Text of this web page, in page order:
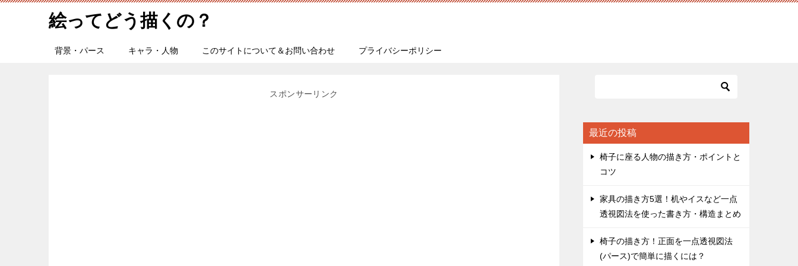
絵ってどう描くの？
背景・パース キャラ・人物 このサイトについて＆お問い合わせ プライバシーポリシー
スポンサーリンク
最近の投稿
椅子に座る人物の描き方・ポイントと
コツ
家具の描き方5選！机やイスなど一点
透視図法を使った書き方・構造まとめ
椅子の描き方！正面を一点透視図法
(パース)で簡単に描くには？